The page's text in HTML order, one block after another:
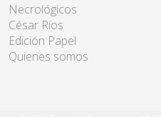
Necrológicos
César Ríos
Edición Papel
Quienes somos